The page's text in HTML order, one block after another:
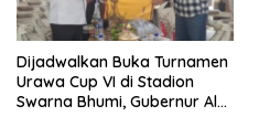
Dijadwalkan Buka Turnamen
Urawa Cup VI di Stadion
Swarna Bhumi, Gubernur Al